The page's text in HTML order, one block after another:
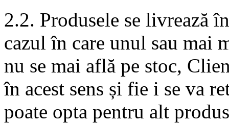
2.2. Produsele se livrează
cazul în care unul sau mai
nu se mai află pe stoc,
în acest sens și fie i se va
poate opta pentru alt